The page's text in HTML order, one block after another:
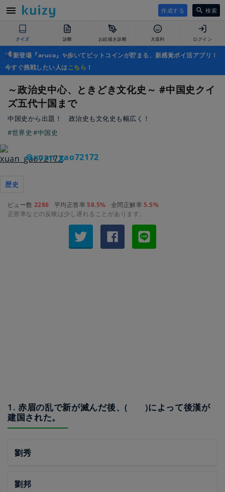
作成する 検索
クイズ 診断 お絵描き診断 大喜利 ログイン
新登場『aruco』✨歩いてビットコインが貯まる、新感覚ポイ活アプリ！
今すぐ挑戦したい人はこちら ！
～政治史中心、ときどき文化史～ #中国史クイ
ズ五代十国まで
中国史から出題！ 政治史も文化史も幅広く！
#世界史 #中国史
＠xuan_gao72172
歴史
ビュー数 2286 平均正答率58.5% 全問正解率5.5%
正答率などの反映は少し遅れることがあります。
1. 赤眉の乱で新が滅んだ後、( )によって後漢が
建国された。
劉秀
劉邦